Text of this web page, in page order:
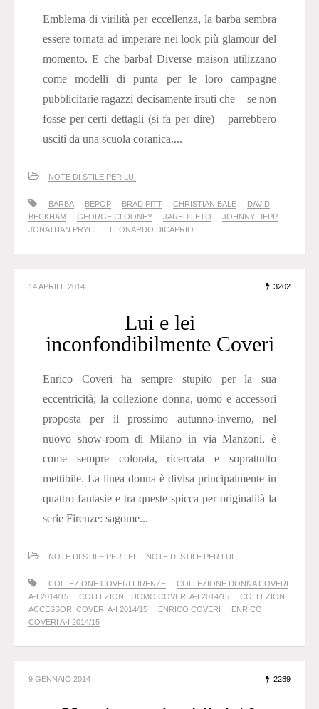
Emblema di virilità per eccellenza, la barba sembra
essere tornata ad imperare nei look più glamour del
momento. E che barba! Diverse maison utilizzano
come modelli di punta per le loro campagne
pubblicitarie ragazzi decisamente irsuti che – se non
fosse per certi dettagli (si fa per dire) – parrebbero
usciti da una scuola coranica....
NOTE DI STILE PER LUI
BARBA BEPOP BRAD PITT CHRISTIAN BALE
DAVID
BECKHAM
GEORGE CLOONEY JARED LETO
JOHNNY DEPP
JONATHAN PRYCE
LEONARDO DICAPRIO
14 APRILE 2014 3202
Lui e lei
inconfondibilmente Coveri
Enrico Coveri ha sempre stupito per la sua
eccentricità; la collezione donna, uomo e accessori
proposta per il prossimo autunno-inverno, nel
nuovo show-room di Milano in via Manzoni, è
come sempre colorata, ricercata e soprattutto
mettibile. La linea donna è divisa principalmente in
quattro fantasie e tra queste spicca per originalità la
serie Firenze: sagome...
NOTE DI STILE PER LEI NOTE DI STILE PER LUI
COLLEZIONE COVERI FIRENZE
COLLEZIONE DONNA COVERI
A-I 2014/15
COLLEZIONE UOMO COVERI A-I 2014/15
COLLEZIONI
ACCESSORI COVERI A-I 2014/15
ENRICO COVERI
ENRICO
COVERI A-I 2014/15
9 GENNAIO 2014 2289